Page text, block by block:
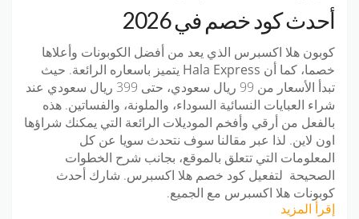
أحدث كود خصم في 2026
كوبون هلا اكسبرس الذي يعد من أفضل الكوبونات وأعلاها
خصما، كما أن Hala Express يتميز باسعاره الرائعة. حيث
تبدأ الأسعار من 99 ريال سعودي، حتى 399 ريال سعودي عند
شراء العبايات النسائية السوداء، والملونة، والفساتين. هذه
بالفعل من أرقي وأفخم الموديلات الرائعة التي يمكنك شراؤها
اون لاين. لذا عبر مقالنا سوف نتحدث سويا عن كل
المعلومات التي تتعلق بالموقع، بجانب شرح الخطوات
الصحيحة لتفعيل كود خصم هلا اكسبرس. شارك أحدث
كوبونات هلا اكسبرس مع الجميع.
إقرأ المزيد